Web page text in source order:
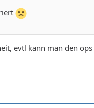
evtl kann man den